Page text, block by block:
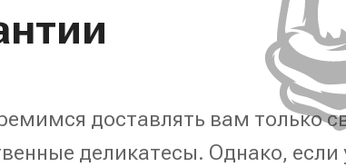
доставлять вам только
деликатесы. Однако, если